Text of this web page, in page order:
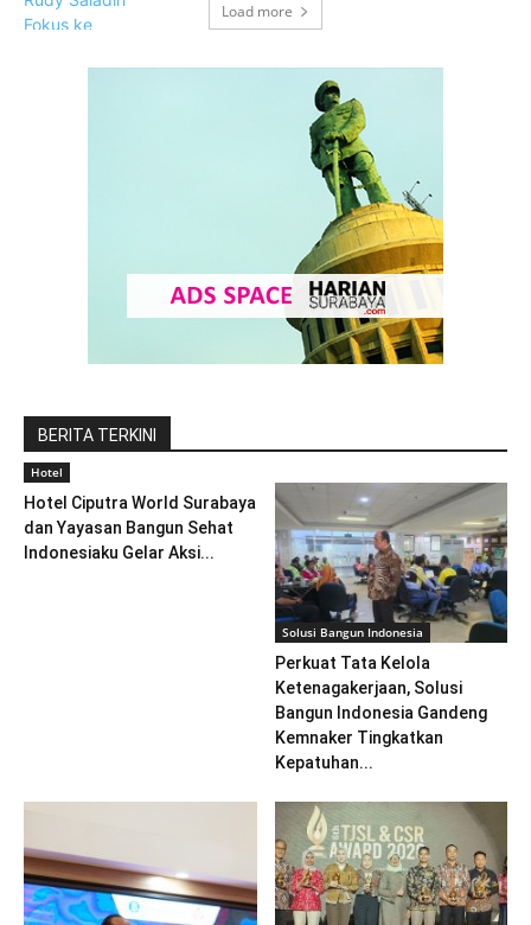
Load more
BERITA TERKINI
Hotel
Hotel Ciputra World Surabaya
dan Yayasan Bangun Sehat
Indonesiaku Gelar Aksi...
Solusi Bangun Indonesia
Perkuat Tata Kelola
Ketenagakerjaan, Solusi
Bangun Indonesia Gandeng
Kemnaker Tingkatkan
Kepatuhan...